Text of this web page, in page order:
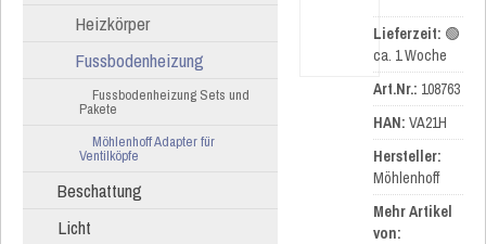
Heizkörper
Fussbodenheizung
Fussbodenheizung Sets und
Pakete
Möhlenhoff Adapter für
Ventilköpfe
Beschattung
Licht
Lieferzeit: 🟢
ca. 1 Woche
Art.Nr.: 108763
HAN: VA21H
Hersteller:
Möhlenhoff
Mehr Artikel
von: